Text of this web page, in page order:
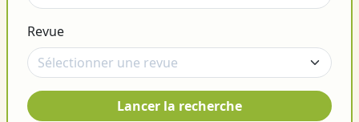
Revue
Lancer la recherche